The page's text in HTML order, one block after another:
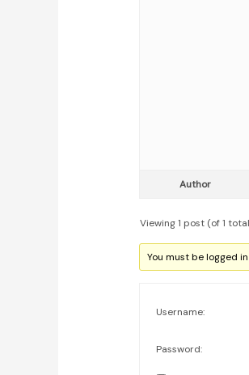
Author
Viewing 1 post (of 1
You must be logged
Username:
Password: